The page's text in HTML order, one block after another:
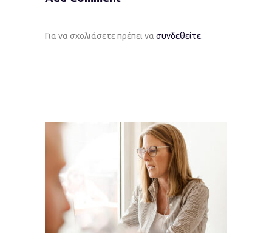
Για να σχολιάσετε πρέπει να συνδεθείτε.